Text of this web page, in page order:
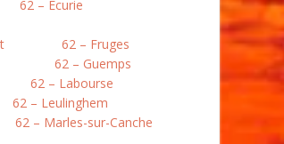
62 – Écurie
62 – Fruges
62 – Guemps
62 – Labourse
62 – Leulinghem
62 – Marles-sur-Canche